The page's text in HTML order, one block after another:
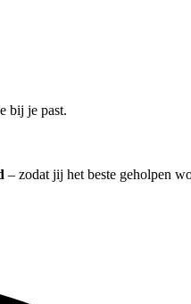
bij je past.
– zodat jij het beste geholpen